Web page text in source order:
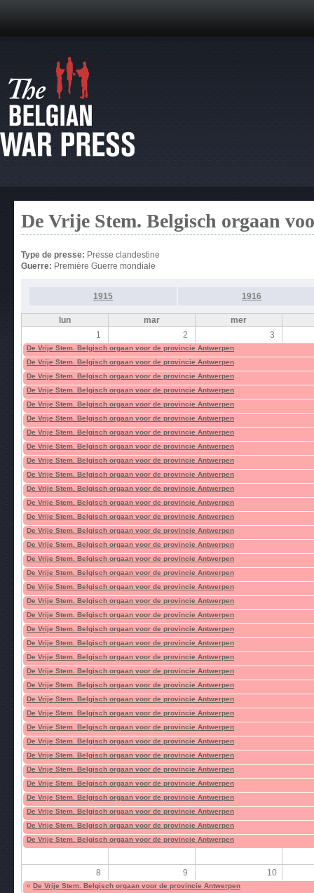
De Vrije Stem. Belgisch orgaan
Type de presse: Presse clandestine
Guerre: Première Guerre mondiale
1915 1916
lun mar
mer
1
2 3
De Vrije Stem. Belgisch orgaan voor de provincie Antwerpen
De Vrije Stem. Belgisch orgaan voor de provincie Antwerpen
De Vrije Stem. Belgisch orgaan voor de provincie Antwerpen
De Vrije Stem. Belgisch orgaan voor de provincie Antwerpen
De Vrije Stem. Belgisch orgaan voor de provincie Antwerpen
De Vrije Stem. Belgisch orgaan voor de provincie Antwerpen
De Vrije Stem. Belgisch orgaan voor de provincie Antwerpen
De Vrije Stem. Belgisch orgaan voor de provincie Antwerpen
De Vrije Stem. Belgisch orgaan voor de provincie Antwerpen
De Vrije Stem. Belgisch orgaan voor de provincie Antwerpen
De Vrije Stem. Belgisch orgaan voor de provincie Antwerpen
De Vrije Stem. Belgisch orgaan voor de provincie Antwerpen
De Vrije Stem. Belgisch orgaan voor de provincie Antwerpen
De Vrije Stem. Belgisch orgaan voor de provincie Antwerpen
De Vrije Stem. Belgisch orgaan voor de provincie Antwerpen
De Vrije Stem. Belgisch orgaan voor de provincie Antwerpen
De Vrije Stem. Belgisch orgaan voor de provincie Antwerpen
De Vrije Stem. Belgisch orgaan voor de provincie Antwerpen
De Vrije Stem. Belgisch orgaan voor de provincie Antwerpen
De Vrije Stem. Belgisch orgaan voor de provincie Antwerpen
De Vrije Stem. Belgisch orgaan voor de provincie Antwerpen
De Vrije Stem. Belgisch orgaan voor de provincie Antwerpen
De Vrije Stem. Belgisch orgaan voor de provincie Antwerpen
De Vrije Stem. Belgisch orgaan voor de provincie Antwerpen
De Vrije Stem. Belgisch orgaan voor de provincie Antwerpen
De Vrije Stem. Belgisch orgaan voor de provincie Antwerpen
De Vrije Stem. Belgisch orgaan voor de provincie Antwerpen
De Vrije Stem. Belgisch orgaan voor de provincie Antwerpen
De Vrije Stem. Belgisch orgaan voor de provincie Antwerpen
De Vrije Stem. Belgisch orgaan voor de provincie Antwerpen
De Vrije Stem. Belgisch orgaan voor de provincie Antwerpen
De Vrije Stem. Belgisch orgaan voor de provincie Antwerpen
De Vrije Stem. Belgisch orgaan voor de provincie Antwerpen
De Vrije Stem. Belgisch orgaan voor de provincie Antwerpen
De Vrije Stem. Belgisch orgaan voor de provincie Antwerpen
De Vrije Stem. Belgisch orgaan voor de provincie Antwerpen
8 9 10
« De Vrije Stem. Belgisch orgaan voor de provincie Antwerpen